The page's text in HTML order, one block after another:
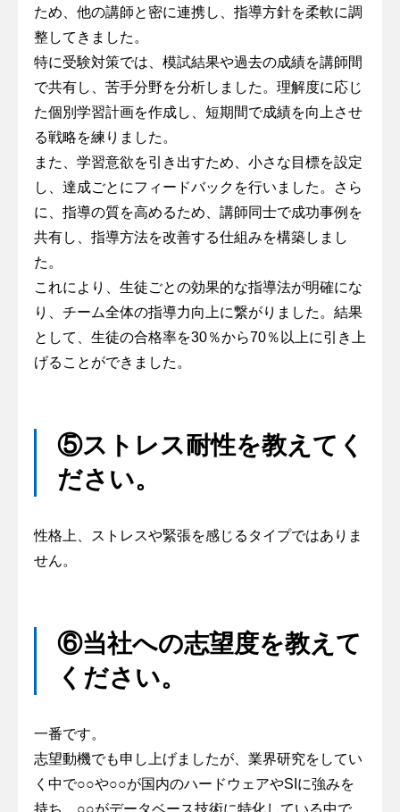
ため、他の講師と密に連携し、指導方針を柔軟に調
整してきました。
特に受験対策では、模試結果や過去の成績を講師間
で共有し、苦手分野を分析しました。理解度に応じ
た個別学習計画を作成し、短期間で成績を向上させ
る戦略を練りました。
また、学習意欲を引き出すため、小さな目標を設定
し、達成ごとにフィードバックを行いました。さら
に、指導の質を高めるため、講師同士で成功事例を
共有し、指導方法を改善する仕組みを構築しまし
た。
これにより、生徒ごとの効果的な指導法が明確にな
り、チーム全体の指導力向上に繋がりました。結果
として、生徒の合格率を30％から70％以上に引き上
げることができました。
⑤ストレス耐性を教えてく
ださい。
性格上、ストレスや緊張を感じるタイプではありま
せん。
⑥当社への志望度を教えて
ください。
一番です。
志望動機でも申し上げましたが、業界研究をしてい
く中で○○や○○が国内のハードウェアやSIに強みを